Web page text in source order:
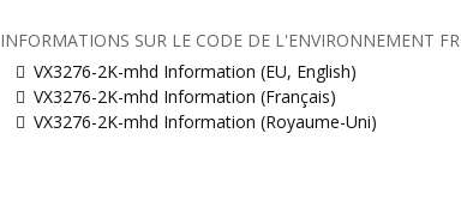
INFORMATIONS SUR LE CODE DE L'ENVIRONNEMENT FR
VX3276-2K-mhd Information (EU, English)
VX3276-2K-mhd Information (Français)
VX3276-2K-mhd Information (Royaume-Uni)